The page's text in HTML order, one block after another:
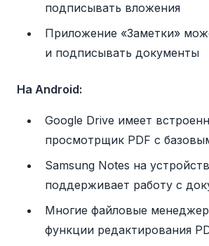
подписывать вложения
Приложение «Заметки»
и подписывать документы
На Android:
Google Drive имеет
просмотрщик PDF с
Samsung Notes на
поддерживает работу с
Многие файловые
функции редактирования